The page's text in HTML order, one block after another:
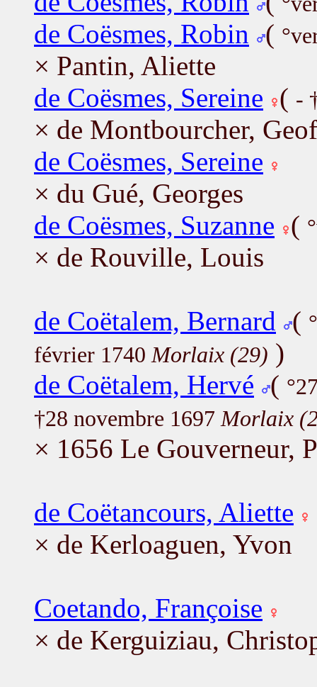
de Coësmes, Robin (
× Pantin, Aliette
de Coësmes, Sereine ( -
× de Montbourcher,
de Coësmes, Sereine
× du Gué, Georges
de Coësmes, Suzanne (
× de Rouville, Louis
de Coëtalem, Bernard (
février 1740 Morlaix (29) )
de Coëtalem, Hervé (
†28 novembre 1697 Morlaix
× 1656 Le Gouverneur,
de Coëtancours, Aliette
× de Kerloaguen, Yvon
Coetando, Françoise
× de Kerguiziau,